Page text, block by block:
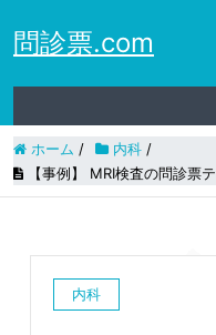
問診票.com
ホーム / 内科 /
【事例】 MRI検査の問診票
内科